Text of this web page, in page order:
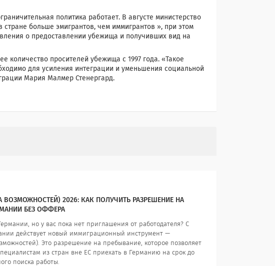
политика работает. В августе министерство
больше эмигрантов, чем иммигрантов », при этом
о предоставлении убежища и получивших вид на
количество просителей убежища с 1997 года. «Такое
для усиления интеграции и уменьшения социальной
Мария Малмер Стенергард.
ВОЗМОЖНОСТЕЙ) 2026: КАК ПОЛУЧИТЬ РАЗРЕШЕНИЕ НА
БЕЗ ОФФЕРА
но у вас пока нет приглашения от работодателя? С
действует новый иммиграционный инструмент —
Это разрешение на пребывание, которое позволяет
из стран вне ЕС приехать в Германию на срок до
поиска работы.